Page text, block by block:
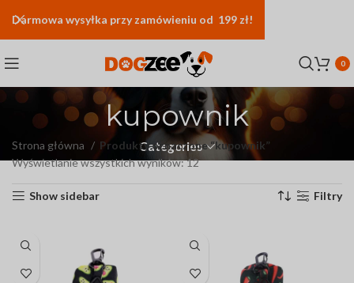
0
kupownik
Categories
Strona główna
Produkty oznaczone “kupownik”
Wyświetlanie wszystkich wyników: 12
Show sidebar Filtry
Darmowa wysyłka przy zamówieniu od 199 zł!